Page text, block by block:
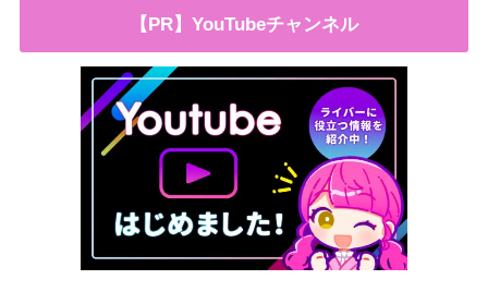
【PR】YouTubeチャンネル